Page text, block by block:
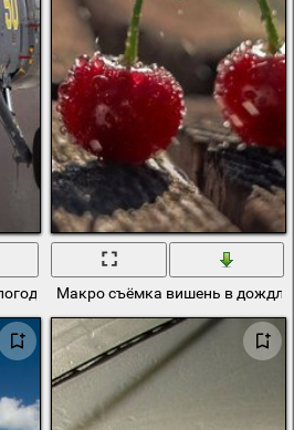
умеренная
Макро съёмка вишень в